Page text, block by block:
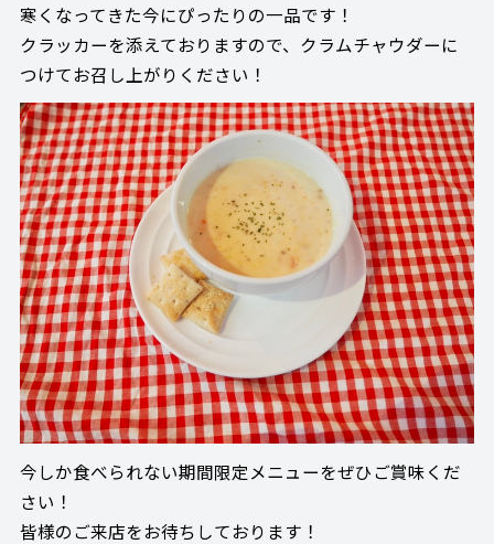
寒くなってきた今にぴったりの一品です！
クラッカーを添えておりますので、クラムチャウダーに
つけてお召し上がりください！
今しか食べられない期間限定メニューをぜひご賞味くだ
さい！
皆様のご来店をお待ちしております！